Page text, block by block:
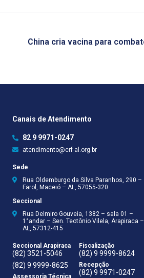
Canais de Atendimento
82 9 9971-0247
atendimento@crf-al.org.br
Sede
Rua Oldemburgo da Silva Paranhos, 290 –
Farol, Maceió – AL, 57055-320
Seccional
Rua Delmiro Gouveia, 1382 – sala 01 –
1°andar – Sen. Teotônio Vilela, Arapiraca –
AL, 57312-415
Seccional Arapiraca
(82) 3521-5046
(82) 9 9999-8625
Assessoria Técnica
Fiscalização
(82) 9 9999-8624
Recepção
(82) 9 9971-0247